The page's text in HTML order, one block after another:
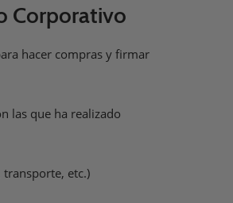
Corporativo
hacer compras y firmar
las que ha realizado
transporte, etc.)